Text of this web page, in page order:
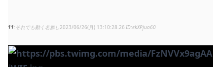
11 それでも動く名無し 2023/06/26(月) 13:10:28.26 ekXPjuo60